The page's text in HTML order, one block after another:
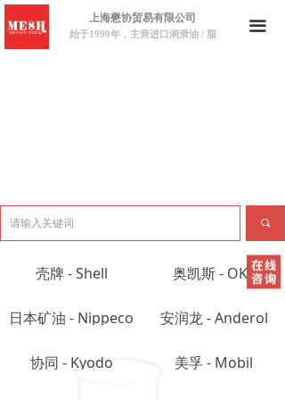
끀
上海懋协贸易有限公司
始于1999年，主营进口润滑油 / 脂
끠
壳牌 - Shell 奥凯斯 - OKS
日本矿油 - Nippeco 安润龙 - Anderol
协同 - Kyodo 美孚 - Mobil